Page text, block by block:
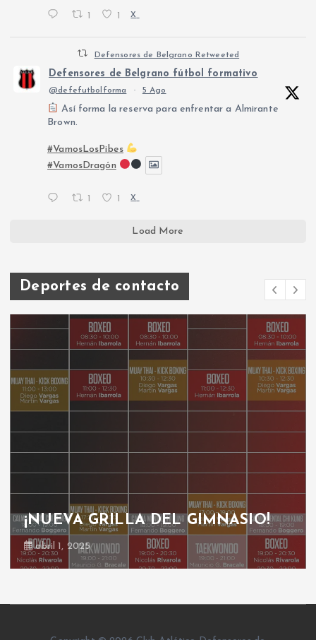
1 1 X
Defensores de Belgrano Retweeted
Defensores de Belgrano fútbol formativo
@defefutbolforma · 5 Ago
Así forma la reserva para enfrentar a Almirante
Brown.
#VamosLosPibes
#VamosDragón
X
Load More
Deportes de contacto
GRILLA DEL GIMNASIO!
abril 1, 2025